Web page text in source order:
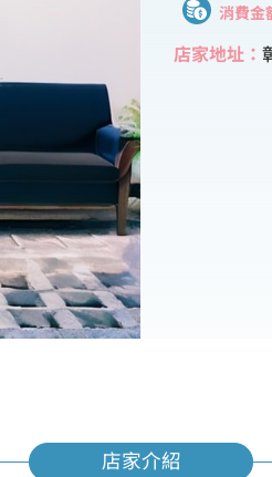
消費金
店家地址：
店家介紹